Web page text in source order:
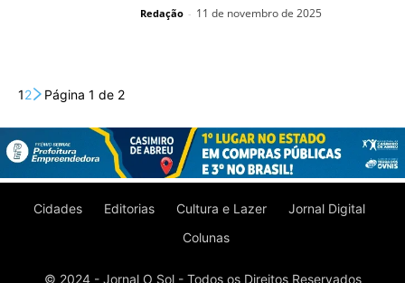
Redação - 11 de novembro de 2025
12 Página 1 de 2
Cidades Editorias Cultura e Lazer
Jornal Digital
Colunas
© 2024 - Jornal O Sol - Todos os Direitos Reservados